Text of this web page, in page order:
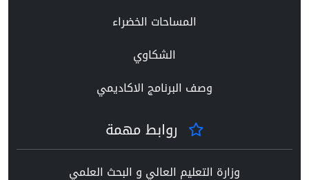
المساحات الخضراء
الشكاوي
وصف البرنامج الاكاديمي
روابط مهمة
وزارة التعليم العالي و البحث العلمي